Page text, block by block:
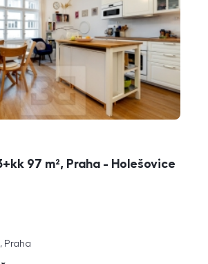
97 m², Praha - Holešovice
Praha